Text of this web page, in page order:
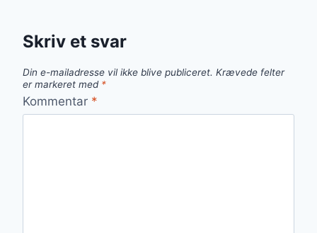
Skriv et svar
Din e-mailadresse vil ikke blive publiceret. Krævede felter
er markeret med *
Kommentar *